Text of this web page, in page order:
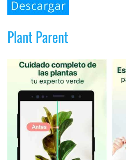
Plant Parent